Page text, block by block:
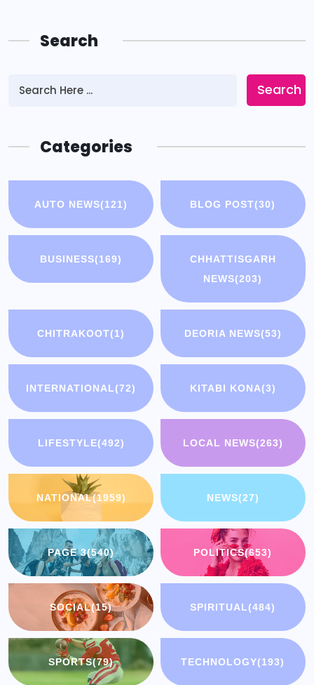
Search
Search
Categories
AUTO NEWS(121) BLOG POST(30)
BUSINESS(169)
CHHATTISGARH
NEWS(203)
CHITRAKOOT(1) DEORIA NEWS(53)
INTERNATIONAL(72) KITABI KONA(3)
LIFESTYLE(492) LOCAL NEWS(263)
NATIONAL(1959) NEWS(27)
PAGE 3(540) POLITICS(653)
SOCIAL(15) SPIRITUAL(484)
SPORTS(79) TECHNOLOGY(193)